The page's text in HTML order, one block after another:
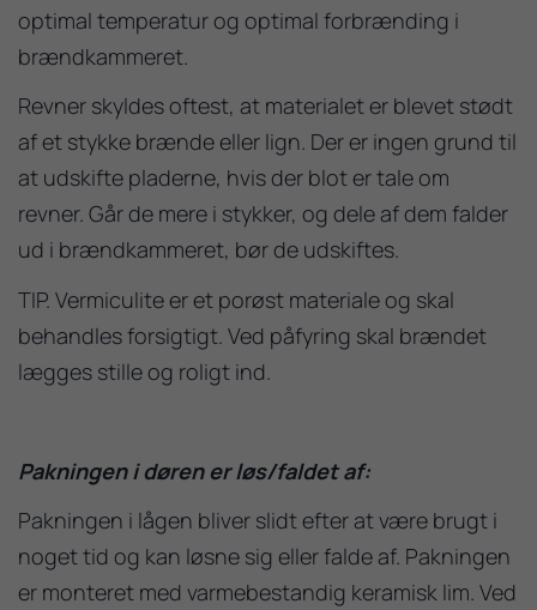
optimal temperatur og optimal forbrænding i
brændkammeret.
Revner skyldes oftest, at materialet er blevet stødt
af et stykke brænde eller lign. Der er ingen grund til
at udskifte pladerne, hvis der blot er tale om
revner. Går de mere i stykker, og dele af dem falder
ud i brændkammeret, bør de udskiftes.
TIP. Vermiculite er et porøst materiale og skal
behandles forsigtigt. Ved påfyring skal brændet
lægges stille og roligt ind.
Pakningen i døren er løs/faldet af:
Pakningen i lågen bliver slidt efter at være brugt i
noget tid og kan løsne sig eller falde af. Pakningen
er monteret med varmebestandig keramisk lim. Ved